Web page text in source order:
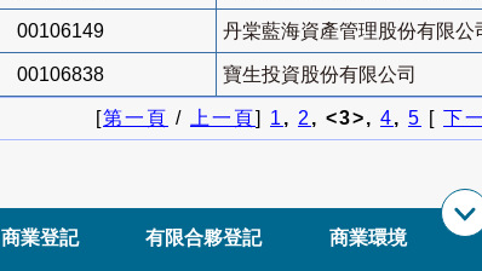
00106149 丹棠藍海資產管理股份有限公
00106838 寶生投資股份有限公司
[第一頁 / 上一頁] 1, 2, <3>, 4, 5 [ 下
商業登記 有限合夥登記 商業環境